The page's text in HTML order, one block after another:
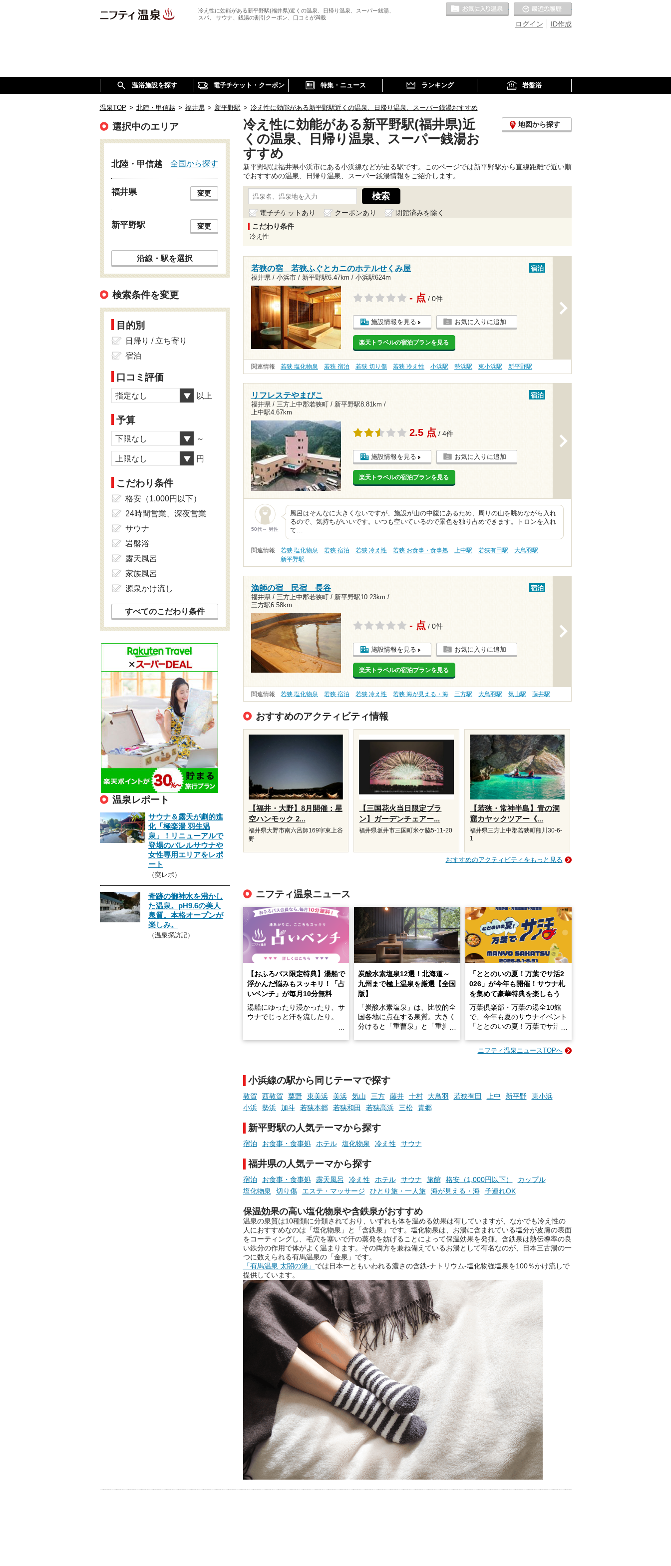
冷え性に効能がある新平野駅(福井県)近くの温泉、日帰り温泉、スーパー銭湯、
スパ、 サウナ、銭湯の割引クーポン、口コミが満載
ID作成
ログイン
お気に入りの温泉
温浴施設を探す 電子チケット・クーポン 特集・ニュース ランキング 岩盤浴
温泉TOP > 北陸・甲信越 > 福井県 > 新平野駅 > 冷え性に効能がある新平野駅近くの温泉、日帰り温泉、スーパー銭湯おすすめ
冷え性に効能がある新平野駅(福井県)近
くの温泉、日帰り温泉、スーパー銭湯お
すすめ
地図から探す
新平野駅は福井県小浜市にある小浜線などが走る駅です。このページでは新平野駅から直線距離で近い順
でおすすめの温泉、日帰り温泉、スーパー銭湯情報をご紹介します。
電子チケットあり クーポンあり
閉館済みを除く
こだわり条件
冷え性
若狭の宿 若狭ふぐとカニのホテルせくみ屋
福井県 / 小浜市 / 新平野駅6.47km / 小浜駅624m
宿泊
- 点 / 0件
施設情報を見る お気に入りに追加
楽天トラベルの宿泊プランを見る
関連情報 若狭 塩化物泉 若狭 宿泊 若狭 切り傷 若狭 冷え性 小浜駅 勢浜駅 東小浜駅 新平野駅
リフレステやまびこ
福井県 / 三方上中郡若狭町 / 新平野駅8.81km /
上中駅4.67km
宿泊
2.5 点 / 4件
施設情報を見る お気に入りに追加
楽天トラベルの宿泊プランを見る
50代～ 男性
風呂はそんなに大きくないですが、施設が山の中腹にあるため、周りの山を眺めながら入れ
るので、気持ちがいいです。いつも空いているので景色を独り占めできます。トロンを入れ
て…
関連情報 若狭 塩化物泉 若狭 宿泊 若狭 冷え性 若狭 お食事・食事処 上中駅 若狭有田駅
大鳥羽駅
新平野駅
漁師の宿 民宿 長谷
福井県 / 三方上中郡若狭町 / 新平野駅10.23km /
三方駅6.58km
宿泊
- 点 / 0件
施設情報を見る お気に入りに追加
楽天トラベルの宿泊プランを見る
関連情報 若狭 塩化物泉 若狭 宿泊 若狭 冷え性 若狭 海が見える・海 三方駅 大鳥羽駅 気山駅 藤井駅
おすすめのアクティビティ情報
【福井・大野】8月開催：星
空ハンモック 2...
福井県大野市南六呂師169字東上谷
野
【三国花火当日限定プラ
ン】ガーデンチェアー...
福井県坂井市三国町米ケ脇5-11-20
【若狭・常神半島】青の洞
窟カヤックツアー《...
福井県三方上中郡若狭町熊川30-6-
1
おすすめのアクティビティをもっと見る
ニフティ温泉ニュース
【おふろパス限定特典】湯船で
浮かんだ悩みもスッキリ！「占
いベンチ」が毎月10分無料
湯船にゆったり浸かったり、サ
ウナでじっと汗を流したり。
た「これからのこと」や「ちょ
っとした悩み」が、頭に浮かん
でくることはありませんか？
お風呂でリラックスしているか
らこそ向き合える、大切な自分
の本音。
そんな心のつぶやきを、湯あが
りの温まった心のまま相談でき
たら素敵ですよね。
ニフティ温泉の「占いベンチ」
は、そんなあなたの心のつぶや
きをプロの占い師に相談するこ
とができるサービスです。
おふろパス会員様なら、この特
別なひとときを「毎月10分無
料」でご利用いただけます。
お湯で体がほぐれたら、次は占
い師さんとお話しして、心もほ
ぐしてみませんか？
炭酸水素塩泉12選！北海道～
九州まで極上温泉を厳選【全国
版】
「炭酸水素塩泉」は、比較的全
国各地に点在する泉質。大きく
分けると「重曹泉」と「重炭酸
す。
今回は筆者自ら入浴した中か
ら、日本各地にある炭酸水素塩
日帰り入浴可能で、源泉かけ流
しと泉質の良さにこだわりつ
つ、万人におすすめしたい施設
を厳選しました。
「ととのいの夏！万葉でサ活2
026」が今年も開催！サウナ札
を集めて豪華特典を楽しもう
万葉倶楽部・万葉の湯全10館
で、今年も夏のサウナイベント
「ととのいの夏！万葉でサ活2
2026年8月1日（土）～8月31
札」を集めることで、オリジナ
ルグッズや無料券などの特典と
───
提供元：万葉倶楽部株式会社
この記事は万葉倶楽部株式会社
のPR記事です。
ニフティ温泉ニュースTOPへ
小浜線の駅から同じテーマで探す
敦賀 西敦賀 粟野 東美浜 美浜 気山 三方 藤井 十村 大鳥羽 若狭有田 上中 新平野
東小浜
小浜
勢浜 加斗 若狭本郷 若狭和田 若狭高浜 三松 青郷
新平野駅の人気テーマから探す
宿泊 お食事・食事処 ホテル 塩化物泉 冷え性 サウナ
福井県の人気テーマから探す
宿泊 お食事・食事処 露天風呂 冷え性 ホテル サウナ 旅館 格安（1,000円以下）
カップル
塩化物泉
切り傷 エステ・マッサージ ひとり旅・一人旅 海が見える・海 子連れOK
保温効果の高い塩化物泉や含鉄泉がおすすめ
温泉の泉質は10種類に分類されており、いずれも体を温める効果は有していますが、なかでも冷え性の
人におすすめなのは「塩化物泉」と「含鉄泉」です。塩化物泉は、お湯に含まれている塩分が皮膚の表面
をコーティングし、毛穴を塞いで汗の蒸発を妨げることによって保温効果を発揮。含鉄泉は熱伝導率の良
い鉄分の作用で体がよく温まります。その両方を兼ね備えているお湯として有名なのが、日本三古湯の一
つに数えられる有馬温泉の「金泉」です。
「有馬温泉 太閤の湯」 では日本一ともいわれる濃さの含鉄-ナトリウム-塩化物強塩泉を100％かけ流しで
提供しています。
選択中のエリア
北陸・甲信越 全国から探す
福井県 変更
新平野駅 変更
沿線・駅を選択
検索条件を変更
目的別
日帰り / 立ち寄り
宿泊
口コミ評価
指定なし 以上
予算
下限なし ～
上限なし 円
こだわり条件
格安（1,000円以下）
24時間営業、深夜営業
サウナ
岩盤浴
露天風呂
家族風呂
源泉かけ流し
すべてのこだわり条件
温泉レポート
サウナ＆露天が劇的進
化「極楽湯 羽生温
泉」！リニューアルで
登場のバレルサウナや
女性専用エリアをレポ
ート
（突レポ）
奇跡の御神水を沸かし
た温泉。pH9.6の美人
泉質。本格オープンが
楽しみ。
（温泉探訪記）